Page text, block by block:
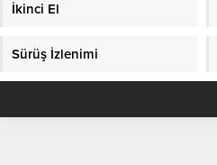
İkinci El
Sürüş İzlenimi